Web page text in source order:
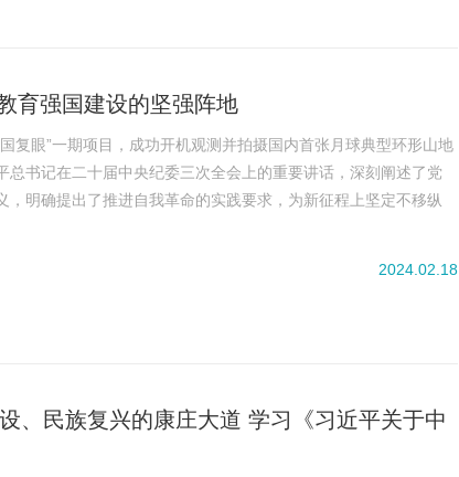
育强国建设的坚强阵地
复眼”一期项目，成功开机观测并拍摄国内首张月球典型环形山地
总书记在二十届中央纪委三次全会上的重要讲话，深刻阐述了党
，明确提出了推进自我革命的实践要求，为新征程上坚定不移纵
2024.02.18
、民族复兴的康庄大道 学习《习近平关于中